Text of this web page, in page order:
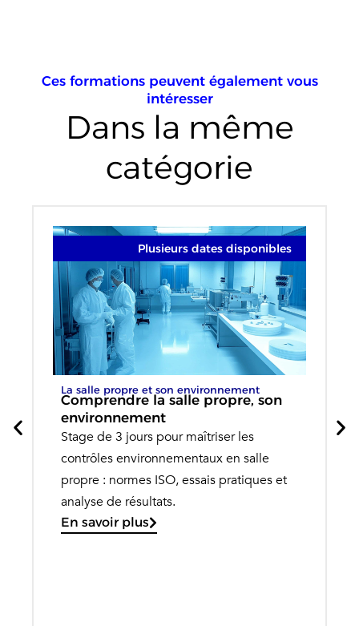
Ces formations peuvent également vous
intéresser
Dans la même
catégorie
Plusieurs dates disponibles
La salle propre et son environnement
Comprendre la salle propre, son
environnement
Stage de 3 jours pour maîtriser les
contrôles environnementaux en salle
propre : normes ISO, essais pratiques et
analyse de résultats.
En savoir plus